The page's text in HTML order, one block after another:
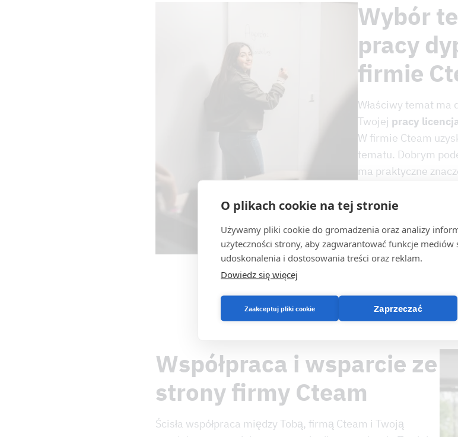
Wybór
pracy
firmie
Właściwy temat ma
Twojej pracy
W firmie Cteam
tematu. Dobrym
ma praktyczne
oraz zapewnia
w jakim stopniu
praktycznym, a
akademickimi.
Współpraca i wsparcie ze
strony firmy Cteam
Ścisła współpraca między Tobą, firmą Cteam i Twoją
O plikach cookie na tej stronie
Używamy pliki cookie do gromadzenia oraz analizy
użyteczności strony, aby zagwarantować funkcje mediów
udoskonalenia i dostosowania treści oraz reklam.
Dowiedz się więcej
Zaakceptuj pliki cookie Zaprzeczać